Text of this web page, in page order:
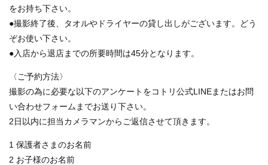
をお持ち下さい。
●撮影終了後、タオルやドライヤーの貸し出しがございます。どう
ぞお使い下さい。
●入店から退店までの所要時間は45分となります。
〈ご予約方法〉
撮影の為に必要な以下のアンケートをコトリ公式LINEまたはお問
い合わせフォームまでお送り下さい。
2日以内に担当カメラマンからご返信させて頂きます。
1 保護者さまのお名前
2 お子様のお名前